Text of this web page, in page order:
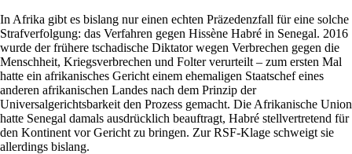
In Afrika gibt es bislang nur einen echten Präzedenzfall für eine solche
Strafverfolgung: das Verfahren gegen Hissène Habré in Senegal. 2016
wurde der frühere tschadische Diktator wegen Verbrechen gegen die
Menschheit, Kriegsverbrechen und Folter verurteilt – zum ersten Mal
hatte ein afrikanisches Gericht einem ehemaligen Staatschef eines
anderen afrikanischen Landes nach dem Prinzip der
Universalgerichtsbarkeit den Prozess gemacht. Die Afrikanische Union
hatte Senegal damals ausdrücklich beauftragt, Habré stellvertretend für
den Kontinent vor Gericht zu bringen. Zur RSF-Klage schweigt sie
allerdings bislang.